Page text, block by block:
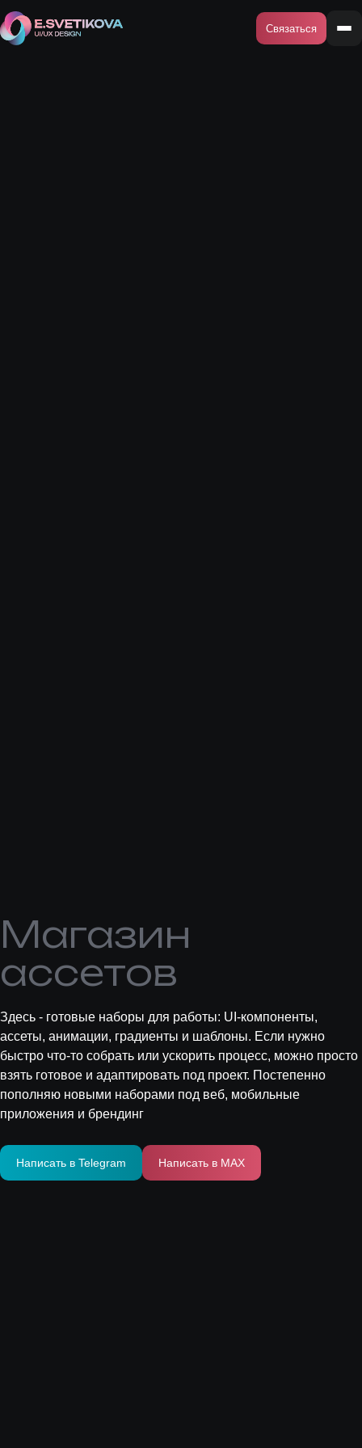
Связаться
Магазин
ассетов
Здесь - готовые наборы для работы: UI-компоненты,
ассеты, анимации, градиенты и шаблоны. Если нужно
быстро что-то собрать или ускорить процесс, можно просто
взять готовое и адаптировать под проект. Постепенно
пополняю новыми наборами под веб, мобильные
приложения и брендинг
Написать в Telegram Написать в MAX